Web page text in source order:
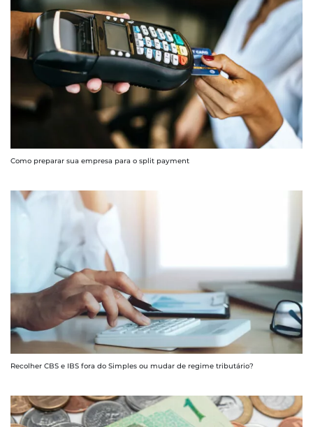
Como preparar sua empresa para o split payment
Recolher CBS e IBS fora do Simples ou mudar de regime tributário?